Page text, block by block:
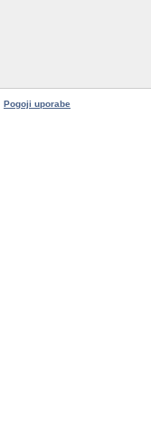
Pogoji uporabe